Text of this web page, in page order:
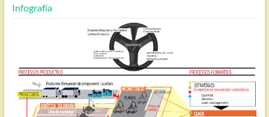
Infografía